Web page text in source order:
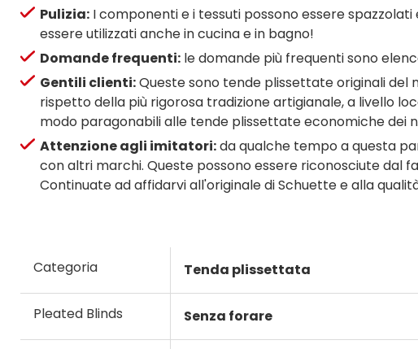
Pulizia: I componenti e i tessuti possono essere
essere utilizzati anche in cucina e in bagno!
Domande frequenti: le domande più frequenti sono
Gentili clienti:Queste sono tende plissettate originali del
rispetto della più rigorosa tradizione artigianale, a livello
modo paragonabili alle tende plissettate economiche dei
Attenzione agli imitatori:da qualche tempo a questa
con altri marchi. Queste possono essere riconosciute dal
Continuate ad affidarvi all'originale di Schuette e alla
Categoria Tenda plissettata
Pleated Blinds Senza forare